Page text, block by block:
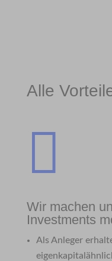
Alle

Wir machen
Investments
Als Anleger